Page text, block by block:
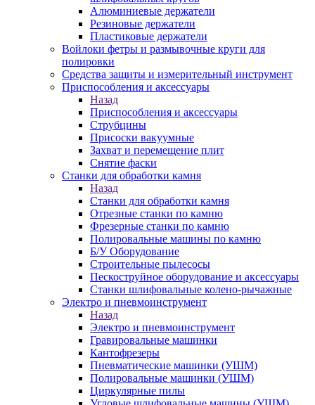
Алюминиевые держатели
Резиновые держатели
Пластиковые держатели
Войлоки фетры и размывочные круги для
полировки
Средства защиты и измерительный инструмент
Приспособления и аксессуары
Назад
Приспособления и аксессуары
Струбцины
Присоски вакуумные
Захват и перемещение плит
Снятие фаски
Станки для обработки камня
Назад
Станки для обработки камня
Отрезные станки по камню
Фрезерные станки по камню
Полировальные машины по камню
Б/У Оборудование
Строительные пылесосы
Пескоструйное оборудование и аксессуары
Станки шлифовальные колено-рычажные
Электро и пневмоинструмент
Назад
Электро и пневмоинструмент
Гравировальные машинки
Кантофрезеры
Пневматические машинки (УШМ)
Полировальные машинки (УШМ)
Циркулярные пилы